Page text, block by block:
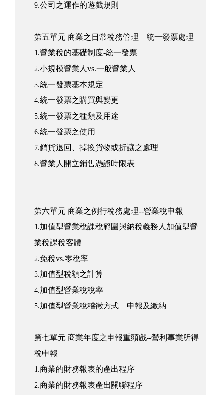
9.公司之運作的遊戲規則
第五單元 商業之日常稅務管理—統一發票處理
1.營業稅的基礎制度-統一發票
2.小規模營業人vs.一般營業人
3.統一發票基本規定
4.統一發票之購買與變更
5.統一發票之種類及用途
6.統一發票之使用
7.銷貨退回、掉換貨物或折讓之處理
8.營業人開立銷售憑證時限表
第六單元 商業之例行稅務處理--營業稅申報
1.加值型營業稅課稅範圍與納稅義務人加值型營
業稅課稅客體
2.免稅vs.零稅率
3.加值型稅額之計算
4.加值型營業稅稅率
5.加值型營業稅稽徵方式—申報及繳納
第七單元 商業年度之申報重頭戲--營利事業所得
稅申報
1.商業的財務報表的產出程序
2.商業的財務報表產出關聯程序